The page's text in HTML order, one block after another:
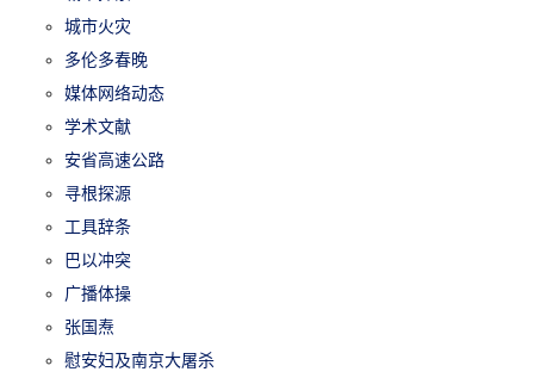
城市火灾
多伦多春晚
媒体网络动态
学术文献
安省高速公路
寻根探源
工具辞条
巴以冲突
广播体操
张国焘
慰安妇及南京大屠杀